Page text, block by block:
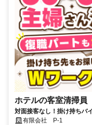
ホテルの客室清掃員
対面接客なし！掛け持ちバ
有限会社 P-1